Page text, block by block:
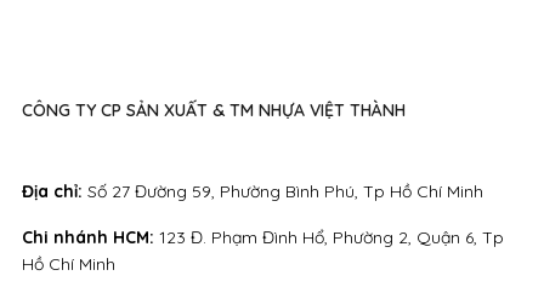
Địa chỉ: Số 27 Đường 59, Phường Bình Phú, Tp Hồ Chí Minh
CÔNG TY CP SẢN XUẤT & TM NHỰA VIỆT THÀNH
Chi nhánh HCM: 123 Đ. Phạm Đình Hổ, Phường 2, Quận 6, Tp
Hồ Chí Minh